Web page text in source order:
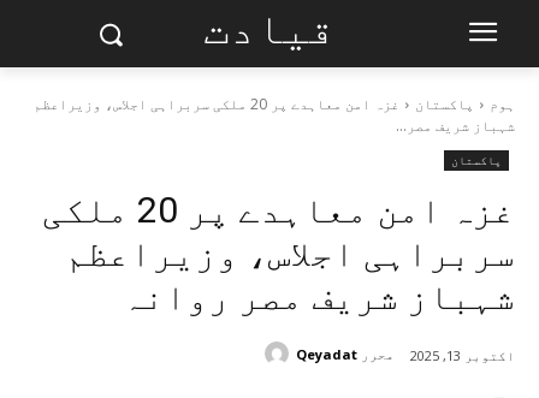
قیادت
ہوم پاکستان
غزہ امن معاہدے پر 20 ملکی سربراہی اجلاس، وزیراعظم
شہباز شریف مصر...
پاکستان
غزہ امن معاہدے پر 20 ملکی
سربراہی اجلاس، وزیراعظم
شہباز شریف مصر روانہ
اکتوبر 13, 2025 محرر Qeyadat